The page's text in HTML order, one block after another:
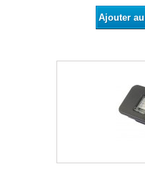
Ajouter